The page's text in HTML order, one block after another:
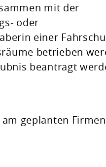
mit der
oder
einer
betrieben
beantragt
geplanten